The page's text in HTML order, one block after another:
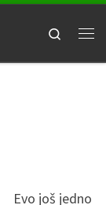
Search
Evo još jedno